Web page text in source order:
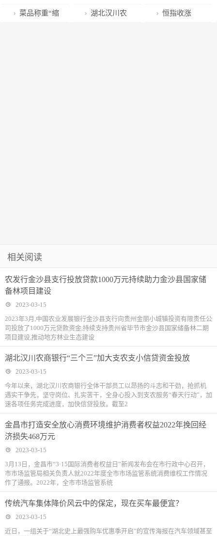
财政局：抓担 传活动 题团日活动
宽合作领域 全 茶旅融合的“诗 展金融服务新
略为成渝地区 县支行投放贷 如何在15年
菜品称重“缩 湖北汉川农 恒指收涨
相关阅读
农发行金沙县支行投放贷款1000万元持续助力金沙县国家储
备林项目建设
2023-03-15
2023年3月,中国农业发展银行金沙县支行向贵州金丽小城镇投资有限责任公
司投放了1000万元贷款资金,持续支持贵州省毕节市金沙县国家储备林二期
项目建设,推动地方林业生态建设
湖北汉川农商银行“三个三”加大支农支小信贷资金投放
2023-03-15
今年以来，湖北汉川农商银行全体干部员工以昂扬的斗志和干劲，抢抓机
遇实干争先，坚守岗位、扎实苦干，全身心投入到支农服务“春天行动”，加
速各项任务完成进度，加快信贷投放。截至2
金昌市打造安全放心消费环境维护消费者权益2022年挽回经
济损失468万元
2023-03-15
3月13日，金昌市“3·15国际消费者权益日”新闻发布会在市行政中心召开，
市市场监管局相关负责人就2022年度全市市场监管系统消费维权工作情况
作了通报。2022年，全市市场监管系统
传统汽车集体降价风云中的保定，现在买车最便宜？
2023-03-15
近日，一组关于“湖北史上最强购车优惠季开启”的宣传海报在汽车领域甚至